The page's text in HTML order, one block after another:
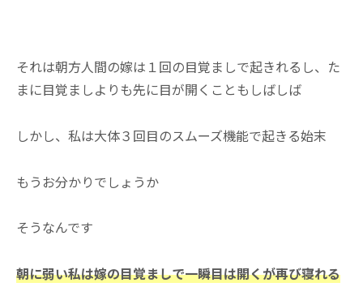
それは朝方人間の嫁は１回の目覚ましで起きれるし、た
まに目覚ましよりも先に目が開くこともしばしば
しかし、私は大体３回目のスムーズ機能で起きる始末
もうお分かりでしょうか
そうなんです
朝に弱い私は嫁の目覚ましで一瞬目は開くが再び寝れる